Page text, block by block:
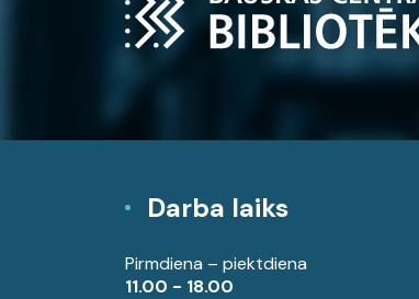
Darba laiks
Pirmdiena – piektdiena
11.00 - 18.00